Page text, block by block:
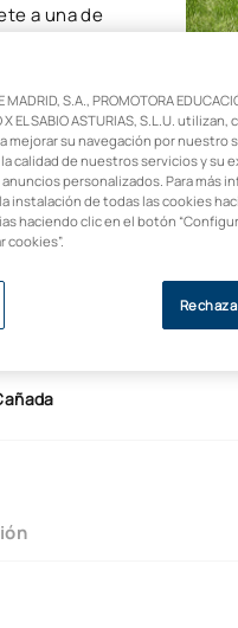
a una de
MADRID, S.A., PROMOTORA
X EL SABIO ASTURIAS, S.L.U.
mejorar su navegación por
calidad de nuestros servicios y su
personalizados. Para más
instalación de todas las cookies
haciendo clic en el botón
cookies”.